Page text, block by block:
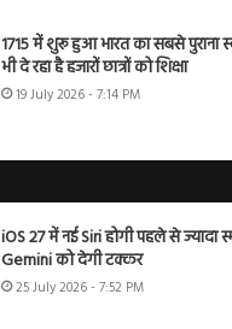
1715 में शुरू हुआ भारत का सबसे पुराना
भी दे रहा है हजारों छात्रों को शिक्षा
19 July 2026 - 7:14 PM
iOS 27 में नई Siri होगी पहले से ज्यादा
Gemini को देगी टक्कर
25 July 2026 - 7:52 PM